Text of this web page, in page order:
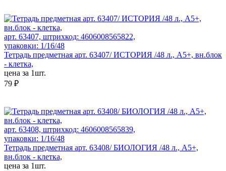
арт. 63407, штрихкод: 4606008565822,
упаковки: 1/16/48
Тетрадь предметная арт. 63407/ ИСТОРИЯ /48 л., А5+, вн.блок
- клетка,
цена за 1шт.
79 ₽
арт. 63408, штрихкод: 4606008565839,
упаковки: 1/16/48
Тетрадь предметная арт. 63408/ БИОЛОГИЯ /48 л., А5+,
вн.блок - клетка,
цена за 1шт.